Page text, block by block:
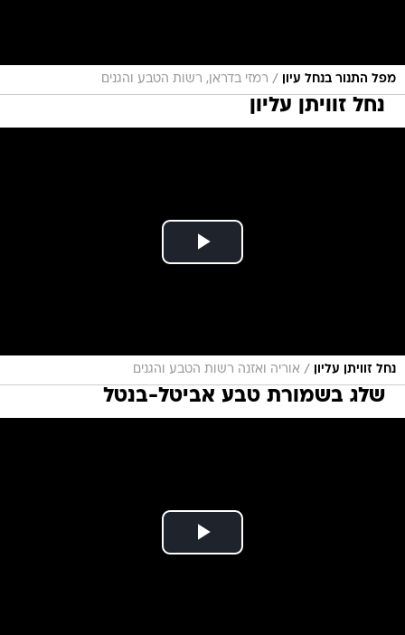
מפל התנור בנחל עיון / רמזי בדראן, רשות הטבע והגנים
נחל זוויתן עליון
נחל זוויתן עליון / אוריה ואזנה רשות הטבע והגנים
שלג בשמורת טבע אביטל-בנטל